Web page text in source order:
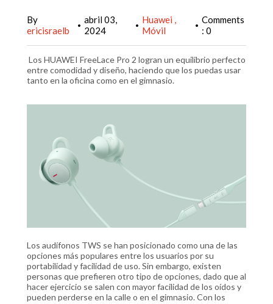
By
ericisraelb
• abril 03,
2024
• Huawei
Móvil
• Comments
: 0
Los HUAWEI FreeLace Pro 2 logran un equilibrio perfecto
entre comodidad y diseño, haciendo que los puedas usar
tanto en la oficina como en el gimnasio.
Los audífonos TWS se han posicionado como una de las
opciones más populares entre los usuarios por su
portabilidad y facilidad de uso. Sin embargo, existen
personas que prefieren otro tipo de opciones, dado que al
hacer ejercicio se salen con mayor facilidad de los oídos y
pueden perderse en la calle o en el gimnasio. Con los